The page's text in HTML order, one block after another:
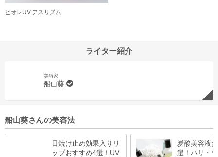
ビオレUV アスリズム
ライター紹介
美容家
船山葵
船山葵さんの美容法
日焼け止め効果入りリ
ップおすすめ4選！UV
炭酸美容液
選！ハリ・